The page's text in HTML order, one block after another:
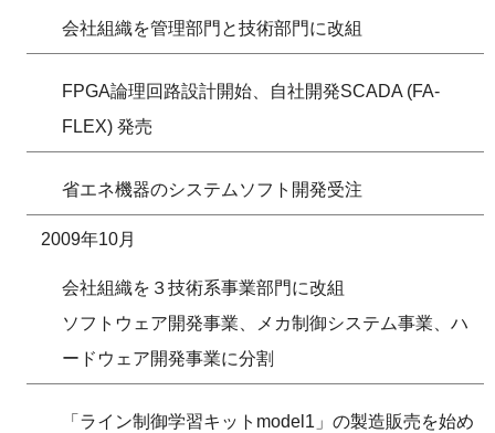
会社組織を管理部門と技術部門に改組
FPGA論理回路設計開始、自社開発SCADA (FA-
FLEX) 発売
省エネ機器のシステムソフト開発受注
2009年10月
会社組織を３技術系事業部門に改組
ソフトウェア開発事業、メカ制御システム事業、ハ
ードウェア開発事業に分割
「ライン制御学習キットmodel1」の製造販売を始め